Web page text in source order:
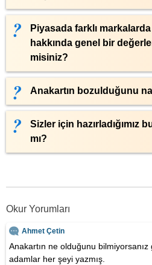
Piyasada farklı
hakkında genel bir
misiniz?
Anakartın bozulduğunu
Sizler için hazırladığımız
mı?
Okur Yorumları
Ahmet Çetin
Anakartın ne olduğunu bilmiyorsanız
adamlar her şeyi yazmış.